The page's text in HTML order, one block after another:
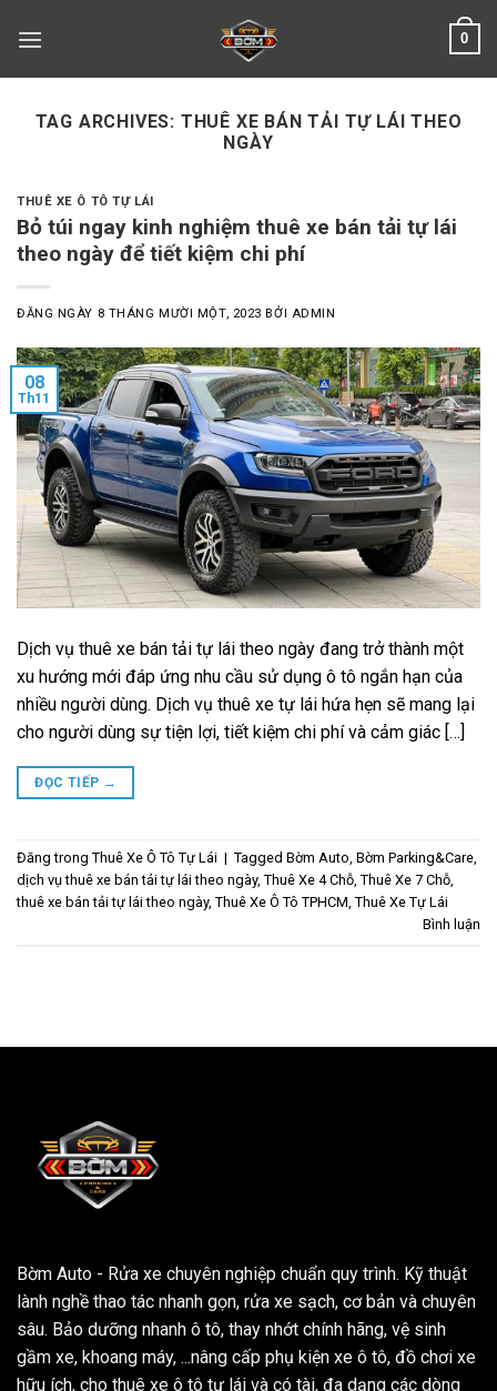
0
TAG ARCHIVES: THUÊ XE BÁN TẢI TỰ LÁI THEO
NGÀY
THUÊ XE Ô TÔ TỰ LÁI
Bỏ túi ngay kinh nghiệm thuê xe bán tải tự lái
theo ngày để tiết kiệm chi phí
ĐĂNG NGÀY 8 THÁNG MƯỜI MỘT, 2023 BỞI ADMIN
08
Th11
Dịch vụ thuê xe bán tải tự lái theo ngày đang trở thành một
xu hướng mới đáp ứng nhu cầu sử dụng ô tô ngắn hạn của
nhiều người dùng. Dịch vụ thuê xe tự lái hứa hẹn sẽ mang lại
cho người dùng sự tiện lợi, tiết kiệm chi phí và cảm giác […]
ĐỌC TIẾP →
Đăng trong Thuê Xe Ô Tô Tự Lái | Tagged Bờm Auto, Bờm Parking&Care,
dịch vụ thuê xe bán tải tự lái theo ngày, Thuê Xe 4 Chỗ, Thuê Xe 7 Chỗ,
thuê xe bán tải tự lái theo ngày, Thuê Xe Ô Tô TPHCM, Thuê Xe Tự Lái
Bình luận
Bờm Auto - Rửa xe chuyên nghiệp chuẩn quy trình. Kỹ thuật
lành nghề thao tác nhanh gọn, rửa xe sạch, cơ bản và chuyên
sâu. Bảo dưỡng nhanh ô tô, thay nhớt chính hãng, vệ sinh
gầm xe, khoang máy, ...nâng cấp phụ kiện xe ô tô, đồ chơi xe
hữu ích, cho thuê xe ô tô tự lái và có tài, đa dạng các dòng